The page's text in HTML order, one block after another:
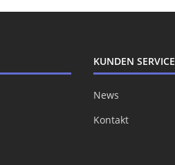
KUNDEN SERVICE
News
Kontakt